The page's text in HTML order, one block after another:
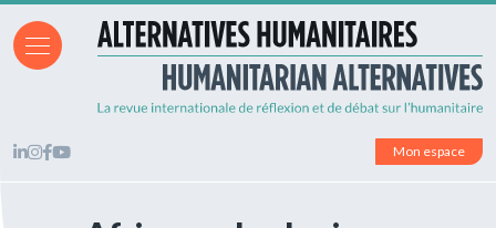
Mon espace